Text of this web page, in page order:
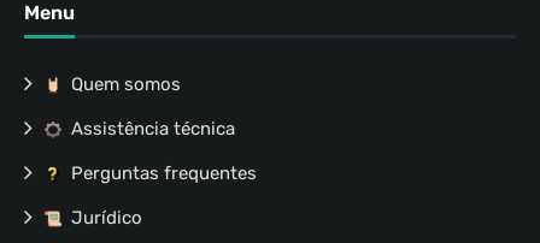
Menu
Quem somos
Assistência técnica
Perguntas frequentes
Jurídico